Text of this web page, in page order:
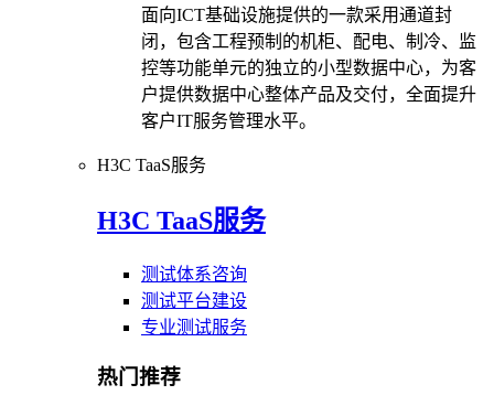
面向ICT基础设施提供的一款采用通道封
闭，包含工程预制的机柜、配电、制冷、监
控等功能单元的独立的小型数据中心，为客
户提供数据中心整体产品及交付，全面提升
客户IT服务管理水平。
H3C TaaS服务
H3C TaaS服务
测试体系咨询
测试平台建设
专业测试服务
热门推荐